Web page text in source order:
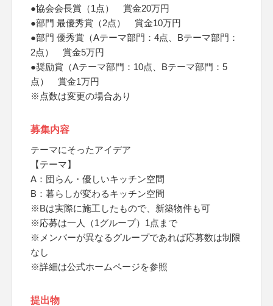
●協会会長賞（1点） 賞金20万円
●部門 最優秀賞（2点） 賞金10万円
●部門 優秀賞（Aテーマ部門：4点、Bテーマ部門：
2点） 賞金5万円
●奨励賞（Aテーマ部門：10点、Bテーマ部門：5
点） 賞金1万円
※点数は変更の場合あり
募集内容
テーマにそったアイデア
【テーマ】
A：団らん・優しいキッチン空間
B：暮らしが変わるキッチン空間
※Bは実際に施工したもので、新築物件も可
※応募は一人（1グループ）1点まで
※メンバーが異なるグループであれば応募数は制限
なし
※詳細は公式ホームページを参照
提出物